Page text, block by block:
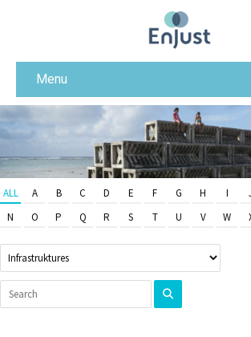
Menu
ALL A B C D E F G H I
N
O P Q R S T U V W